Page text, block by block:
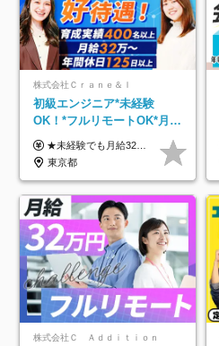
株式会社Ｃｒａｎｅ＆Ｉ
初級エンジニア*未経験
OK！*フルリモートOK*月給
32万～*残業月9.8h*1ヶ月の
研修*資格取得率100％
★未経験でも月給32万円スタート★ 月収32万円～35万円＋各種手当（資格手当だけで毎月15万の上乗せ実績あり！） ★資格手当豊富！1資格につき最大3万円支給 ★功績手当の導入で、毎月のお給与に上乗せで最大10万円支給している社員も！ ★1回の昇級で年収数十万UPも可 ★ゆくゆくは年収1000万以上も目指せる 年俸384万円～1,162万8,000円（12分割） ※経験・スキルを考慮の上決定します ※上記金額には固定残業代（月30h分・60,800円～66,500円）を含みます ※超過分は別途全額支給します ※試用期間2ヶ月間あり（その他待遇に差異はありません）
東京都
株式会社Ｃ Ａｄｄｉｔｉｏｎ